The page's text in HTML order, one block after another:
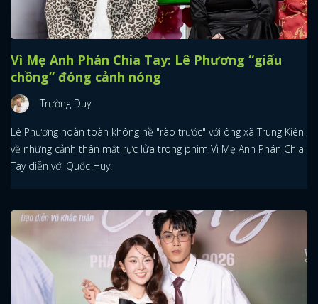
Vì Mẹ Anh Phán Chia Tay: Lê Phương “giấu
chồng” đóng cảnh nóng
Trường Duy
Lê Phương hoàn toàn không hề "rào trước" với ông xã Trung Kiên
về những cảnh thân mật rực lửa trong phim Vì Mẹ Anh Phán Chia
Tay diễn với Quốc Huy.